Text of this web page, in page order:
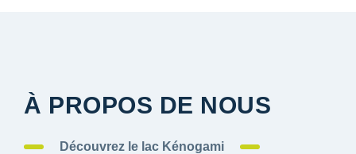
À PROPOS DE NOUS
Découvrez le lac Kénogami